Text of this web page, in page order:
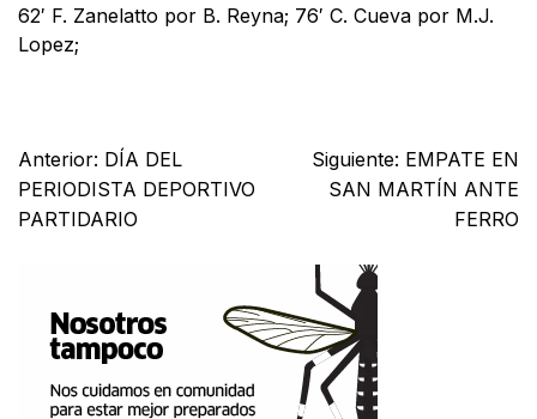
62′ F. Zanelatto por B. Reyna; 76′ C. Cueva por M.J.
Lopez;
Anterior: DÍA DEL
PERIODISTA DEPORTIVO
PARTIDARIO
Siguiente: EMPATE EN
SAN MARTÍN ANTE
FERRO